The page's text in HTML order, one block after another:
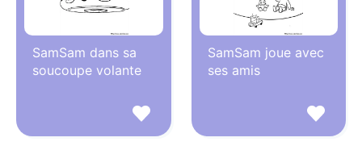
SamSam dans sa
soucoupe volante
SamSam joue avec
ses amis